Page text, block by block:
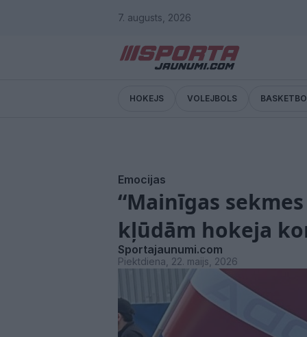
7. augusts, 2026
HOKEJS VOLEJBOLS
Emocijas
“Mainīgas
kļūdām hokeja
Sportajaunumi.com
Piektdiena, 22. maijs, 2026